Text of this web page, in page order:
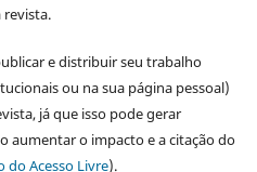
revista.
e distribuir seu trabalho
ou na sua página pessoal)
já que isso pode gerar
aumentar o impacto e a citação do
do Acesso Livre).